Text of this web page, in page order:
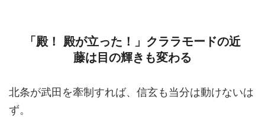
「殿！ 殿が立った！」クララモードの近
藤は目の輝きも変わる
北条が武田を牽制すれば、信玄も当分は動けないは
ず。